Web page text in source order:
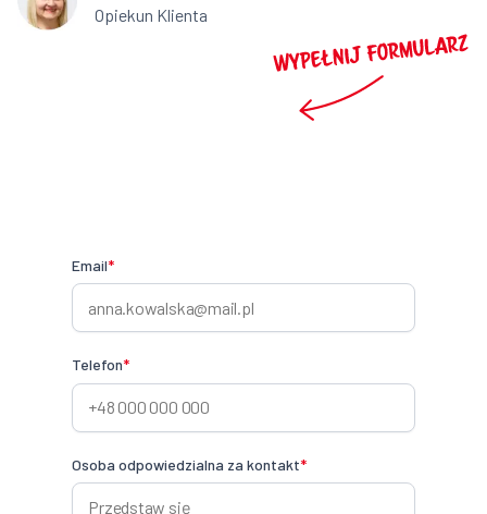
Opiekun Klienta
Email*
Telefon*
Osoba odpowiedzialna za kontakt*